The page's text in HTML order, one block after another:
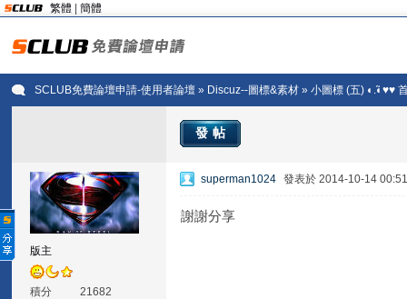
繁體 簡體
SCLUB免費論壇申請-使用者論壇 » Discuz--圖標&素材 » 小圖標 (五) ◐.̃◐♥♥
發帖
版主
積分
21682
superman1024 發表於 2014-10-14
謝謝分享